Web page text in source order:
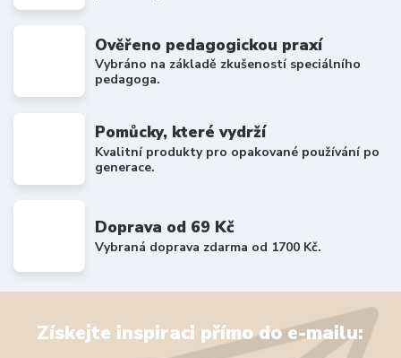
Ověřeno pedagogickou praxí
Vybráno na základě zkušeností speciálního
pedagoga.
Pomůcky, které vydrží
Kvalitní produkty pro opakované používání po
generace.
Doprava od 69 Kč
Vybraná doprava zdarma od 1700 Kč.
Získejte inspiraci přímo do e-mailu: